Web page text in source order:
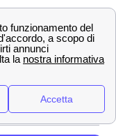
Wind-Tre
Numero Verde
Indirizzo mail per PEC